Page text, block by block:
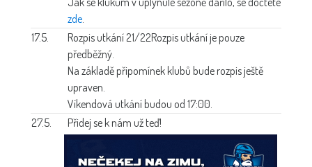
zde
17.5.
Rozpis utkání 21/22Rozpis utkání je pouze
předběžný.
Na základě připomínek klubů bude rozpis ještě
upraven.
Víkendová utkání budou od 17:00.
27.5.
Přidej se k nám už teď!